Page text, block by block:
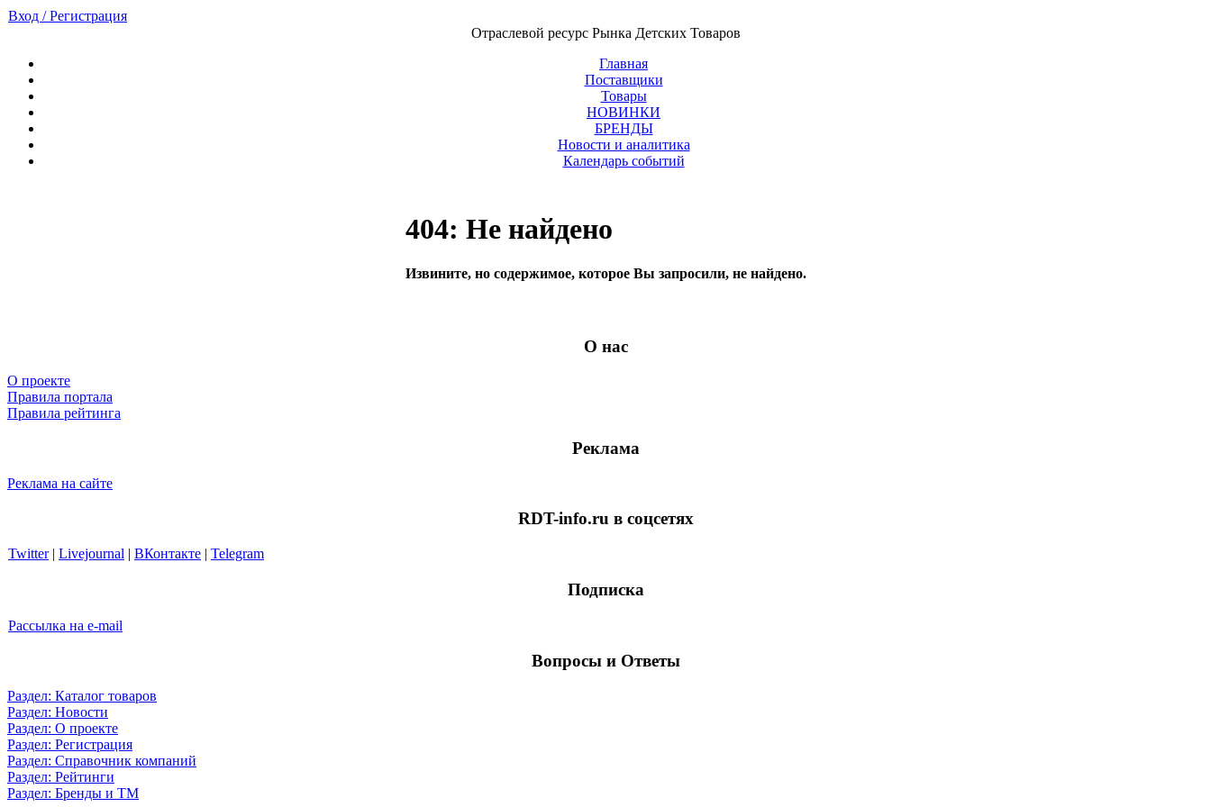
Вход / Регистрация
Отраслевой ресурс Рынка Детских Товаров
Главная
Поставщики
Товары
НОВИНКИ
БРЕНДЫ
Новости и аналитика
Календарь событий
404: Не найдено
Извините, но содержимое, которое Вы запросили, не найдено.
О нас
О проекте
Правила портала
Правила рейтинга
Реклама
Реклама на сайте
RDT-info.ru в соцсетях
Twitter| Livejournal | ВКонтакте | Telegram
Подписка
Рассылка на e-mail
Вопросы и Ответы
Раздел: Каталог товаров
Раздел: Новости
Раздел: О проекте
Раздел: Регистрация
Раздел: Справочник компаний
Раздел: Рейтинги
Раздел: Бренды и ТМ